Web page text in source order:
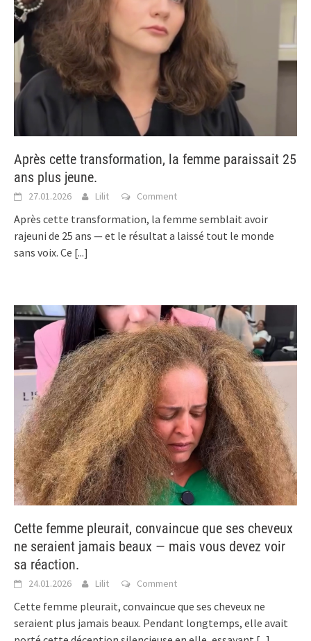
Après cette transformation, la femme paraissait 25
ans plus jeune.
27.01.2026 Lilit Comment
Après cette transformation, la femme semblait avoir
rajeuni de 25 ans — et le résultat a laissé tout le monde
sans voix. Ce [...]
Cette femme pleurait, convaincue que ses cheveux
ne seraient jamais beaux — mais vous devez voir
sa réaction.
24.01.2026 Lilit Comment
Cette femme pleurait, convaincue que ses cheveux ne
seraient plus jamais beaux. Pendant longtemps, elle avait